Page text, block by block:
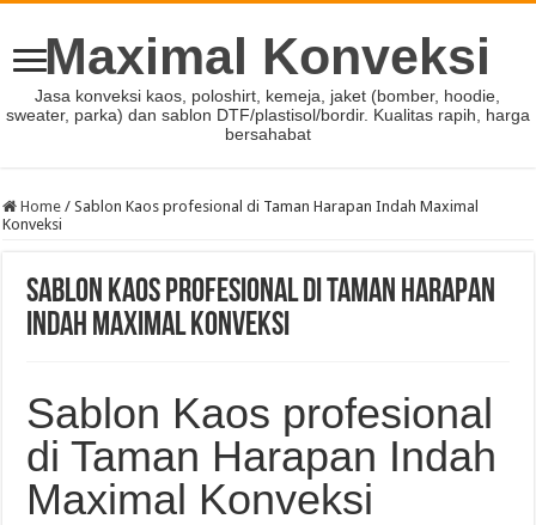
Maximal Konveksi
Jasa konveksi kaos, poloshirt, kemeja, jaket (bomber, hoodie,
sweater, parka) dan sablon DTF/plastisol/bordir. Kualitas rapih, harga
bersahabat
Home / Sablon Kaos profesional di Taman Harapan Indah Maximal
Konveksi
Sablon Kaos profesional di Taman Harapan
Indah Maximal Konveksi
Sablon Kaos profesional
di Taman Harapan Indah
Maximal Konveksi